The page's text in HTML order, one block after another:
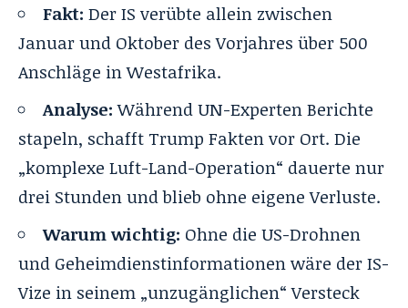
Fakt: Der IS verübte allein zwischen
Januar und Oktober des Vorjahres über 500
Anschläge in Westafrika.
Analyse:Während UN-Experten Berichte
stapeln, schafft Trump Fakten vor Ort. Die
„komplexe Luft-Land-Operation“ dauerte nur
drei Stunden und blieb ohne eigene Verluste.
Warum wichtig: Ohne die US-Drohnen
und Geheimdienstinformationen wäre der IS-
Vize in seinem „unzugänglichen“ Versteck